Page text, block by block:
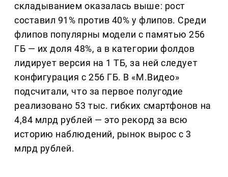
складыванием оказалась выше: рост
составил 91% против 40% у флипов. Среди
флипов популярны модели с памятью 256
ГБ — их доля 48%, а в категории фолдов
лидирует версия на 1 ТБ, за ней следует
конфигурация с 256 ГБ. В «М.Видео»
подсчитали, что за первое полугодие
реализовано 53 тыс. гибких смартфонов на
4,84 млрд рублей — это рекорд за всю
историю наблюдений, рынок вырос с 3
млрд рублей.